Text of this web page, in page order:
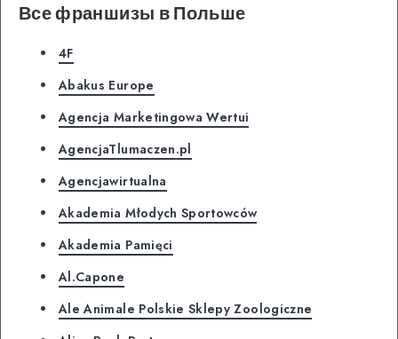
Все франшизы в Польше
4F
Abakus Europe
Agencja Marketingowa Wertui
AgencjaTlumaczen.pl
Agencjawirtualna
Akademia Młodych Sportowców
Akademia Pamięci
Al.Capone
Ale Animale Polskie Sklepy Zoologiczne